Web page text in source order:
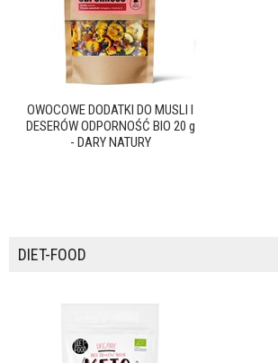
OWOCOWE DODATKI DO MUSLI I
DESERÓW ODPORNOŚĆ BIO 20 g
- DARY NATURY
DIET-FOOD